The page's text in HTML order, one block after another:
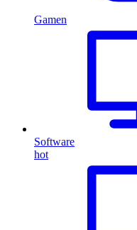
Gamen
Software
hot